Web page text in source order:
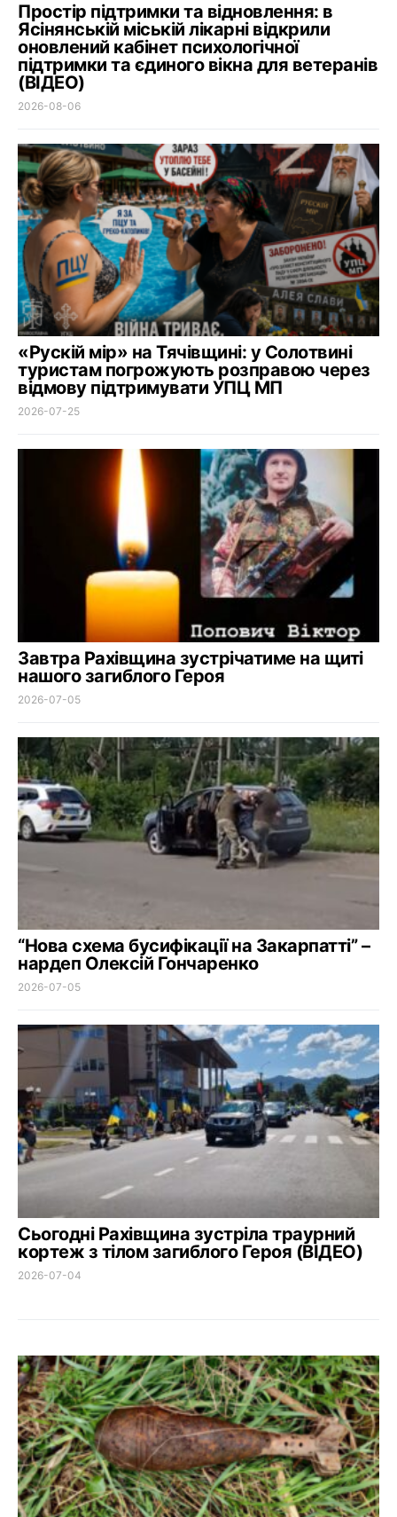
Простір підтримки та відновлення: в
Ясінянській міській лікарні відкрили
оновлений кабінет психологічної
підтримки та єдиного вікна для ветеранів
(ВІДЕО)
2026-08-06
«Рускій мір» на Тячівщині: у Солотвині
туристам погрожують розправою через
відмову підтримувати УПЦ МП
2026-07-25
Завтра Рахівщина зустрічатиме на щиті
нашого загиблого Героя
2026-07-05
“Нова схема бусифікації на Закарпатті” –
нардеп Олексій Гончаренко
2026-07-05
Сьогодні Рахівщина зустріла траурний
кортеж з тілом загиблого Героя (ВІДЕО)
2026-07-04